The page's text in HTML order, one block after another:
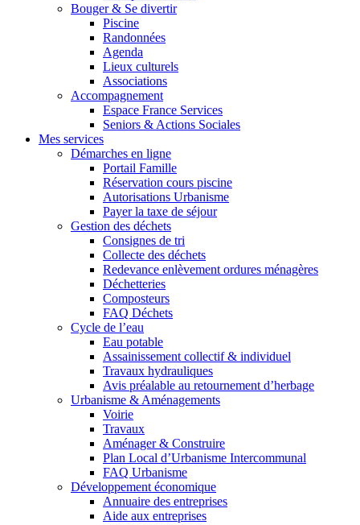
Bouger & Se divertir
Piscine
Randonnées
Agenda
Lieux culturels
Associations
Accompagnement
Espace France Services
Seniors & Actions Sociales
Mes services
Démarches en ligne
Portail Famille
Réservation cours piscine
Autorisations Urbanisme
Payer la taxe de séjour
Gestion des déchets
Consignes de tri
Collecte des déchets
Redevance enlèvement ordures ménagères
Déchetteries
Composteurs
FAQ Déchets
Cycle de l’eau
Eau potable
Assainissement collectif & individuel
Travaux hydrauliques
Avis préalable au retournement d’herbage
Urbanisme & Aménagements
Voirie
Travaux
Aménager & Construire
Plan Local d’Urbanisme Intercommunal
FAQ Urbanisme
Développement économique
Annuaire des entreprises
Aide aux entreprises